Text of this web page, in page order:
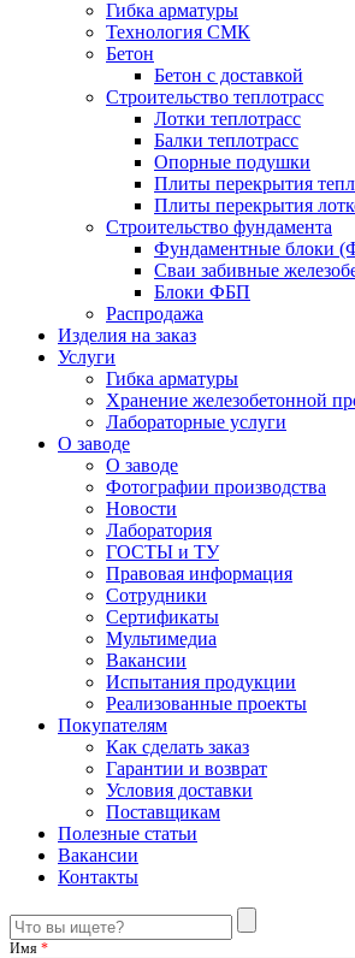
Гибка арматуры
Технология СМК
Бетон
Бетон с доставкой
Строительство теплотрасс
Лотки теплотрасс
Балки теплотрасс
Опорные подушки
Плиты перекрытия
Плиты перекрытия
Строительство фундамента
Фундаментные блоки
Сваи забивные
Блоки ФБП
Распродажа
Изделия на заказ
Услуги
Гибка арматуры
Хранение железобетонной
Лабораторные услуги
О заводе
О заводе
Фотографии производства
Новости
Лаборатория
ГОСТЫ и ТУ
Правовая информация
Сотрудники
Сертификаты
Мультимедиа
Вакансии
Испытания продукции
Реализованные проекты
Покупателям
Как сделать заказ
Гарантии и возврат
Условия доставки
Поставщикам
Полезные статьи
Вакансии
Контакты
Имя *